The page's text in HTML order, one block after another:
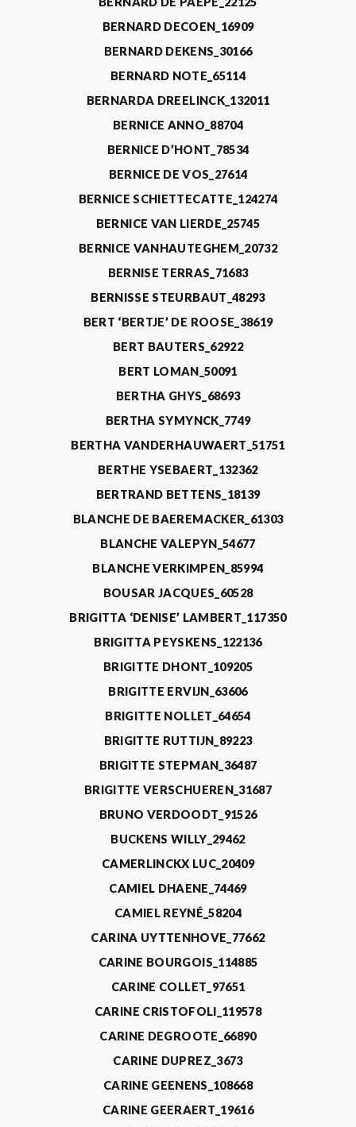
BERNARD DECOEN_16909
BERNARD DEKENS_30166
BERNARD NOTE_65114
BERNARDA DREELINCK_132011
BERNICE ANNO_88704
BERNICE D’HONT_78534
BERNICE DE VOS_27614
BERNICE SCHIETTECATTE_124274
BERNICE VAN LIERDE_25745
BERNICE VANHAUTEGHEM_20732
BERNISE TERRAS_71683
BERNISSE STEURBAUT_48293
BERT ‘BERTJE’ DE ROOSE_38619
BERT BAUTERS_62922
BERT LOMAN_50091
BERTHA GHYS_68693
BERTHA SYMYNCK_7749
BERTHA VANDERHAUWAERT_51751
BERTHE YSEBAERT_132362
BERTRAND BETTENS_18139
BLANCHE DE BAEREMACKER_61303
BLANCHE VALEPYN_54677
BLANCHE VERKIMPEN_85994
BOUSAR JACQUES_60528
BRIGITTA ‘DENISE’ LAMBERT_117350
BRIGITTA PEYSKENS_122136
BRIGITTE DHONT_109205
BRIGITTE ERVIJN_63606
BRIGITTE NOLLET_64654
BRIGITTE RUTTIJN_89223
BRIGITTE STEPMAN_36487
BRIGITTE VERSCHUEREN_31687
BRUNO VERDOODT_91526
BUCKENS WILLY_29462
CAMERLINCKX LUC_20409
CAMIEL DHAENE_74469
CAMIEL REYNÉ_58204
CARINA UYTTENHOVE_77662
CARINE BOURGOIS_114885
CARINE COLLET_97651
CARINE CRISTOFOLI_119578
CARINE DEGROOTE_66890
CARINE DUPREZ_3673
CARINE GEENENS_108668
CARINE GEERAERT_19616